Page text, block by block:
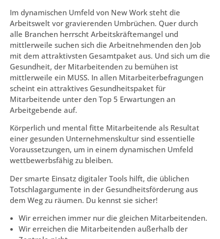
Im dynamischen Umfeld von New Work steht die
Arbeitswelt vor gravierenden Umbrüchen. Quer durch
alle Branchen herrscht Arbeitskräftemangel und
mittlerweile suchen sich die Arbeitnehmenden den Job
mit dem attraktivsten Gesamtpaket aus. Und sich um die
Gesundheit, der Mitarbeitenden zu bemühen ist
mittlerweile ein MUSS. In allen Mitarbeiterbefragungen
scheint ein attraktives Gesundheitspaket für
Mitarbeitende unter den Top 5 Erwartungen an
Arbeitgebende auf.
Körperlich und mental fitte Mitarbeitende als Resultat
einer gesunden Unternehmenskultur sind essentielle
Voraussetzungen, um in einem dynamischen Umfeld
wettbewerbsfähig zu bleiben.
Der smarte Einsatz digitaler Tools hilft, die üblichen
Totschlagargumente in der Gesundheitsförderung aus
dem Weg zu räumen. Du kennst sie sicher!
Wir erreichen immer nur die gleichen Mitarbeitenden.
Wir erreichen die Mitarbeitenden außerhalb der